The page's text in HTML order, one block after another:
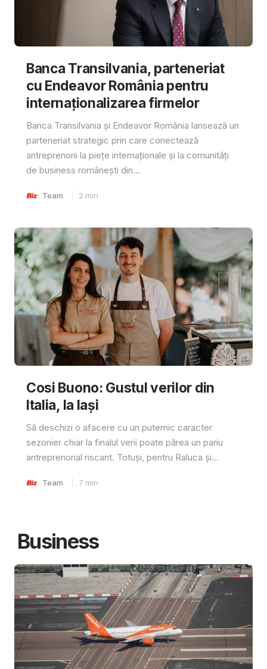
Banca Transilvania, parteneriat
cu Endeavor România pentru
internaționalizarea firmelor
Banca Transilvania și Endeavor România lansează un
parteneriat strategic prin care conectează
antreprenorii la piețe internaționale și la comunități
de business românești din...
Team 2 min
Cosi Buono: Gustul verilor din
Italia, la Iași
Să deschizi o afacere cu un puternic caracter
sezonier chiar la finalul verii poate părea un pariu
antreprenorial riscant. Totuși, pentru Raluca și...
Team 7 min
Business